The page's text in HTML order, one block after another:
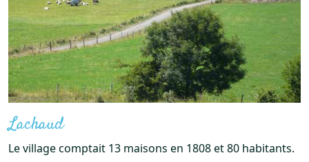
Lachaud
Le village comptait 13 maisons en 1808 et 80 habitants.